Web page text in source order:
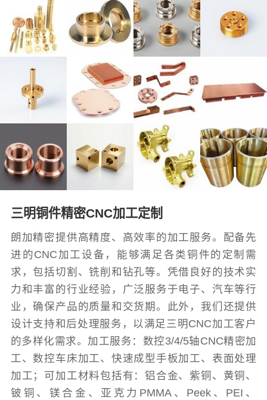
三明铜件精密CNC加工定制
朗加精密提供高精度、高效率的加工服务。配备先
进的CNC加工设备，能够满足各类铜件的定制需
求，包括切割、铣削和钻孔等。凭借良好的技术实
力和丰富的行业经验，广泛服务于电子、汽车等行
业，确保产品的质量和交货期。此外，我们还提供
设计支持和后处理服务，以满足三明CNC加工客户
的多样化需求。加工服务：数控3/4/5轴CNC精密加
工、数控车床加工、快速成型手板加工、表面处理
加工；可加工材料包括有：铝合金、紫铜、黄铜、
铍铜、镁合金、亚克力PMMA、Peek、PEI、